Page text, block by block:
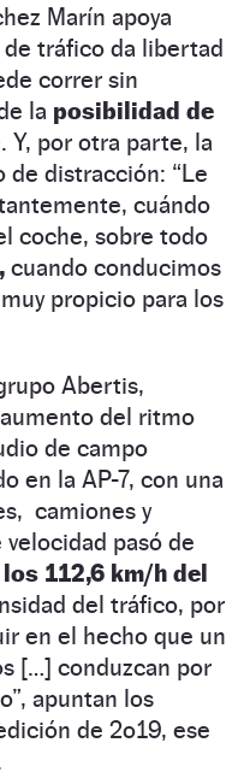
Marín apoya
de tráfico da libertad
correr sin
la posibilidad de
Y, por otra parte, la
de distracción: “Le
cuándo
coche, sobre todo
cuando conducimos
propicio para los
Abertis,
del ritmo
de campo
en la AP-7, con una
camiones y
pasó de
112,6 km/h del
del tráfico, por
en el hecho que un
[…] conduzcan por
apuntan los
de 2o19, ese